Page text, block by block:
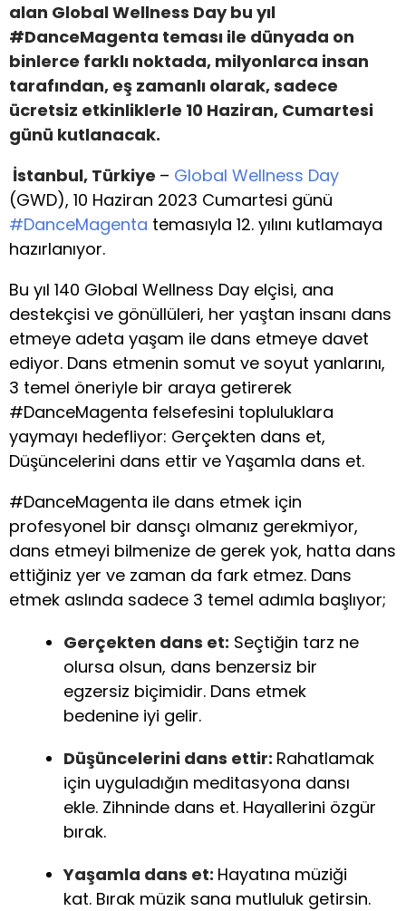
alan Global Wellness Day bu yıl
#DanceMagenta teması ile dünyada on
binlerce farklı noktada, milyonlarca insan
tarafından, eş zamanlı olarak, sadece
ücretsiz etkinliklerle 10 Haziran, Cumartesi
günü kutlanacak.
İstanbul, Türkiye – Global Wellness Day
(GWD), 10 Haziran 2023 Cumartesi günü
#DanceMagenta temasıyla 12. yılını kutlamaya
hazırlanıyor.
Bu yıl 140 Global Wellness Day elçisi, ana
destekçisi ve gönüllüleri, her yaştan insanı dans
etmeye adeta yaşam ile dans etmeye davet
ediyor. Dans etmenin somut ve soyut yanlarını,
3 temel öneriyle bir araya getirerek
#DanceMagenta felsefesini topluluklara
yaymayı hedefliyor: Gerçekten dans et,
Düşüncelerini dans ettir ve Yaşamla dans et.
#DanceMagenta ile dans etmek için
profesyonel bir dansçı olmanız gerekmiyor,
dans etmeyi bilmenize de gerek yok, hatta dans
ettiğiniz yer ve zaman da fark etmez. Dans
etmek aslında sadece 3 temel adımla başlıyor;
Gerçekten dans et: Seçtiğin tarz ne
olursa olsun, dans benzersiz bir
egzersiz biçimidir. Dans etmek
bedenine iyi gelir.
Düşüncelerini dans ettir: Rahatlamak
için uyguladığın meditasyona dansı
ekle. Zihninde dans et. Hayallerini özgür
bırak.
Yaşamla dans et: Hayatına müziği
kat. Bırak müzik sana mutluluk getirsin.